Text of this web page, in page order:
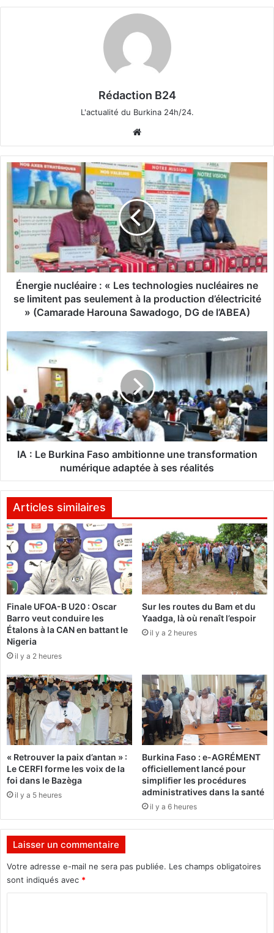
Rédaction B24
L'actualité du Burkina 24h/24.
bsi
te
É
g
u
i
r
e
:
L
e
s
t
n
o
g
i
e
s
n
u
c
l
é
a
r
e
s
n
e
s
e
l
i
m
e
t
Énergie nucléaire : « Les technologies nucléaires ne
se limitent pas seulement à la production d’électricité
» (Camarade Harouna Sawadogo, DG de l’ABEA)
I
A
:
B
u
r
k
a
F
s
o
a
m
b
i
t
i
o
n
n
e
n
e
t
r
a
s
f
r
t
i
o
n
IA : Le Burkina Faso ambitionne une transformation
numérique adaptée à ses réalités
Articles similaires
Finale UFOA-B U20 : Oscar
Barro veut conduire les
Étalons à la CAN en battant le
Nigeria
il y a 2 heures
Sur les routes du Bam et du
Yaadga, là où renaît l’espoir
il y a 2 heures
« Retrouver la paix d’antan » :
Le CERFI forme les voix de la
foi dans le Bazèga
il y a 5 heures
Burkina Faso : e-AGRÉMENT
officiellement lancé pour
simplifier les procédures
administratives dans la santé
il y a 6 heures
Laisser un commentaire
Votre adresse e-mail ne sera pas publiée. Les champs obligatoires
sont indiqués avec *